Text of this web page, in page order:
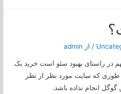
/ از admin
در راستای بهبود سئو است خرید بک
طوری که سایت مورد نظر از نظر
گوگل انجام نداده باشد.